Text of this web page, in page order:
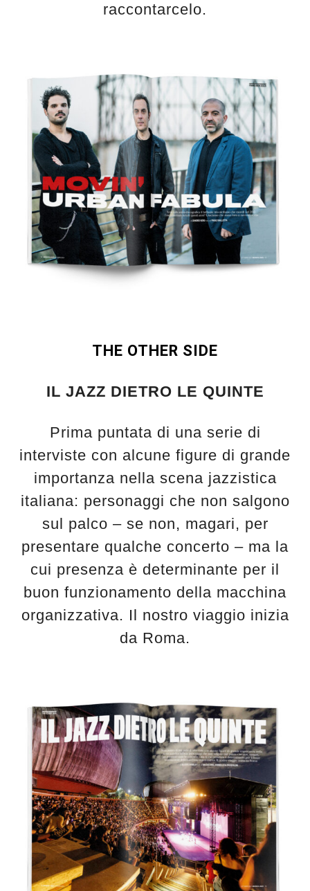
raccontarcelo.
THE OTHER SIDE
IL JAZZ DIETRO LE QUINTE
Prima puntata di una serie di
interviste con alcune figure di grande
importanza nella scena jazzistica
italiana: personaggi che non salgono
sul palco – se non, magari, per
presentare qualche concerto – ma la
cui presenza è determinante per il
buon funzionamento della macchina
organizzativa. Il nostro viaggio inizia
da Roma.